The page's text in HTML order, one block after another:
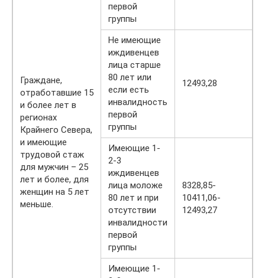
Граждане,
отработавшие 15
и более лет в
регионах
Крайнего Севера,
и имеющие
трудовой стаж
для мужчин – 25
лет и более, для
женщин на 5 лет
меньше.
первой
группы
Не имеющие
иждивенцев
лица старше
80 лет или
если есть
инвалидность
первой
группы
12493,28
Имеющие 1-
2-3
иждивенцев
лица моложе
80 лет и при
отсутствии
инвалидности
первой
группы
8328,85-
10411,06-
12493,27
Имеющие 1-